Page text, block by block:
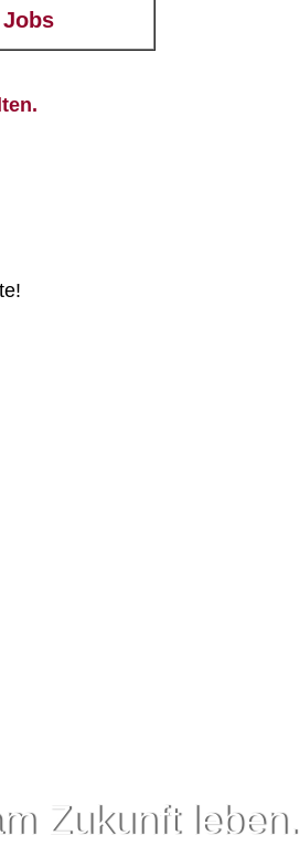
Zukunft leben.